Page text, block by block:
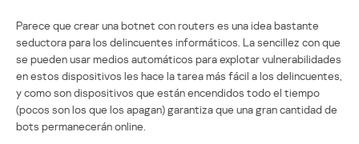
Parece que crear una botnet con routers es una idea bastante
seductora para los delincuentes informáticos. La sencillez con que
se pueden usar medios automáticos para explotar vulnerabilidades
en estos dispositivos les hace la tarea más fácil a los delincuentes,
y como son dispositivos que están encendidos todo el tiempo
(pocos son los que los apagan) garantiza que una gran cantidad de
bots permanecerán online.